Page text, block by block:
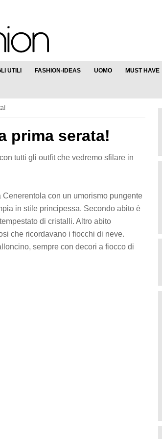
UTILI FASHION-IDEAS UOMO MUST HAVE
prima serata!
tutti gli outfit che vedremo sfilare in
con un umorismo pungente
in stile principessa. Secondo abito è
di cristalli. Altro abito
che ricordavano i fiocchi di neve.
sempre con decori a fiocco di